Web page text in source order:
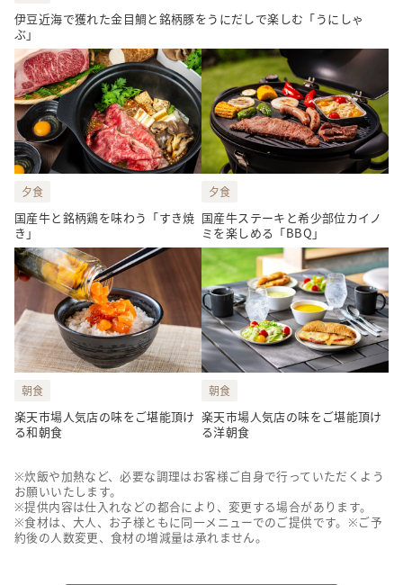
伊豆近海で獲れた金目鯛と銘柄豚をうにだしで楽しむ「うにしゃ
ぶ」
夕食
国産牛と銘柄鶏を味わう「すき焼
き」
夕食
国産牛ステーキと希少部位カイノ
ミを楽しめる「BBQ」
朝食
楽天市場人気店の味をご堪能頂け
る和朝食
朝食
楽天市場人気店の味をご堪能頂け
る洋朝食
※炊飯や加熱など、必要な調理はお客様ご自身で行っていただくよう
お願いいたします。
※提供内容は仕入れなどの都合により、変更する場合があります。
※食材は、大人、お子様ともに同一メニューでのご提供です。※ご予
約後の人数変更、食材の増減量は承れません。